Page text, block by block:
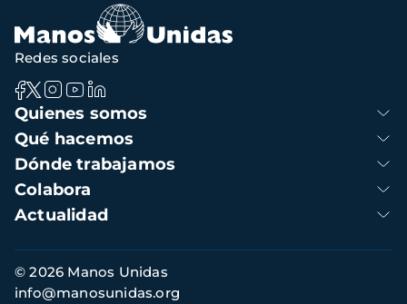
Navegación
principal
Quienes somos
Qué hacemos
Dónde trabajamos
Colabora
Actualidad
Redes sociales
Información
de
© 2026 Manos Unidas
info@manosunidas.org